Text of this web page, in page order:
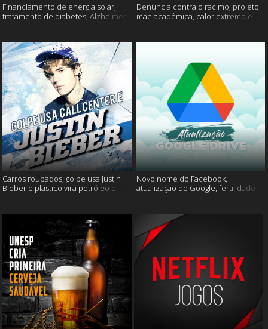
Financiamento de energia solar,
tratamento de diabetes, Alzheimer
Denúncia contra o racimo, projeto
mãe acadêmica, calor extremo e
Carros roubados, golpe usa Justin
Bieber e plástico vira petróleo e
Novo nome do Facebook,
atualização do Google, fertilidade